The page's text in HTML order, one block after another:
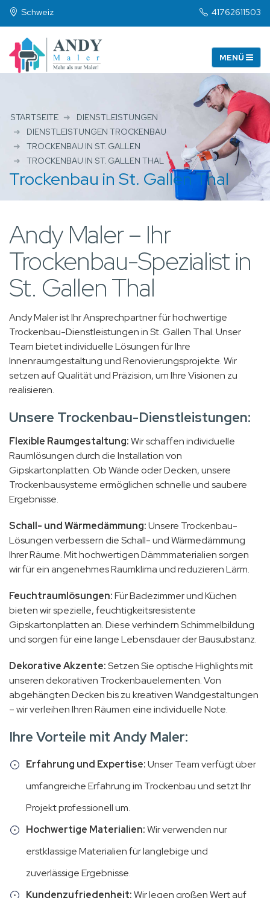
Schweiz 41762611503
STARTSEITE
DIENSTLEISTUNGEN
DIENSTLEISTUNGEN TROCKENBAU
TROCKENBAU IN ST. GALLEN
TROCKENBAU IN ST. GALLEN THAL
Trockenbau in St. Gallen Thal
Andy Maler – Ihr
Trockenbau-Spezialist in
St. Gallen Thal
Andy Maler ist Ihr Ansprechpartner für hochwertige
Trockenbau-Dienstleistungen in St. Gallen Thal. Unser
Team bietet individuelle Lösungen für Ihre
Innenraumgestaltung und Renovierungsprojekte. Wir
setzen auf Qualität und Präzision, um Ihre Visionen zu
realisieren.
Unsere Trockenbau-Dienstleistungen:
Flexible Raumgestaltung:Wir schaffen individuelle
Raumlösungen durch die Installation von
Gipskartonplatten. Ob Wände oder Decken, unsere
Trockenbausysteme ermöglichen schnelle und saubere
Ergebnisse.
Schall- und Wärmedämmung:Unsere Trockenbau-
Lösungen verbessern die Schall- und Wärmedämmung
Ihrer Räume. Mit hochwertigen Dämmmaterialien sorgen
wir für ein angenehmes Raumklima und reduzieren Lärm.
Feuchtraumlösungen:Für Badezimmer und Küchen
bieten wir spezielle, feuchtigkeitsresistente
Gipskartonplatten an. Diese verhindern Schimmelbildung
und sorgen für eine lange Lebensdauer der Bausubstanz.
Dekorative Akzente:Setzen Sie optische Highlights mit
unseren dekorativen Trockenbauelementen. Von
abgehängten Decken bis zu kreativen Wandgestaltungen
– wir verleihen Ihren Räumen eine individuelle Note.
Ihre Vorteile mit Andy Maler:
Erfahrung und Expertise:Unser Team verfügt über
umfangreiche Erfahrung im Trockenbau und setzt Ihr
Projekt professionell um.
Hochwertige Materialien:Wir verwenden nur
erstklassige Materialien für langlebige und
zuverlässige Ergebnisse.
Kundenzufriedenheit:Wir legen großen Wert auf